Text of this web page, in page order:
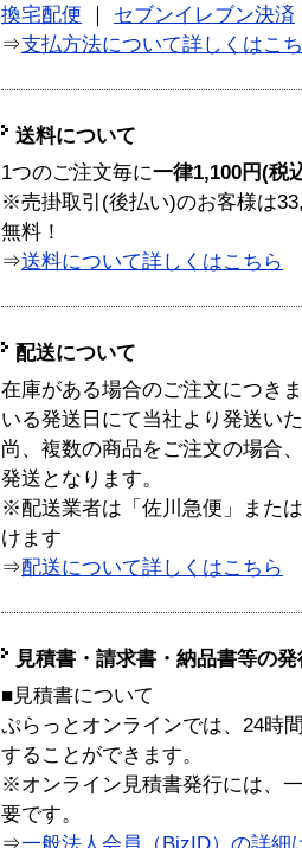
換宅配便
セブンイレブン決済
⇒支払方法について詳しくはこ
送料について
1つのご注文毎に一律1,100円(税
※売掛取引(後払い)のお客様は
無料！
⇒送料について詳しくはこちら
配送について
在庫がある場合のご注文につき
いる発送日にて当社より発送い
尚、複数の商品をご注文の場合
発送となります。
※配送業者は「佐川急便」また
けます
⇒配送について詳しくはこちら
見積書・請求書・納品書等の
■見積書について
ぷらっとオンラインでは、24時
することができます。
※オンライン見積書発行には、
要です。